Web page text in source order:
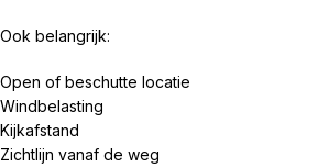
Ook belangrijk:
Open of beschutte locatie
Windbelasting
Kijkafstand
Zichtlijn vanaf de weg